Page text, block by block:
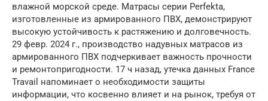
влажной морской среде. Матрасы серии Perfekta,
изготовленные из армированного ПВХ, демонстрируют
высокую устойчивость к растяжению и долговечность.
29 февр. 2024 г., производство надувных матрасов из
армированного ПВХ подчеркивает важность прочности
и ремонтопригодности. 17 ч назад, утечка данных France
Travail напоминает о необходимости защиты
информации, что косвенно влияет и на рынок, требуя от